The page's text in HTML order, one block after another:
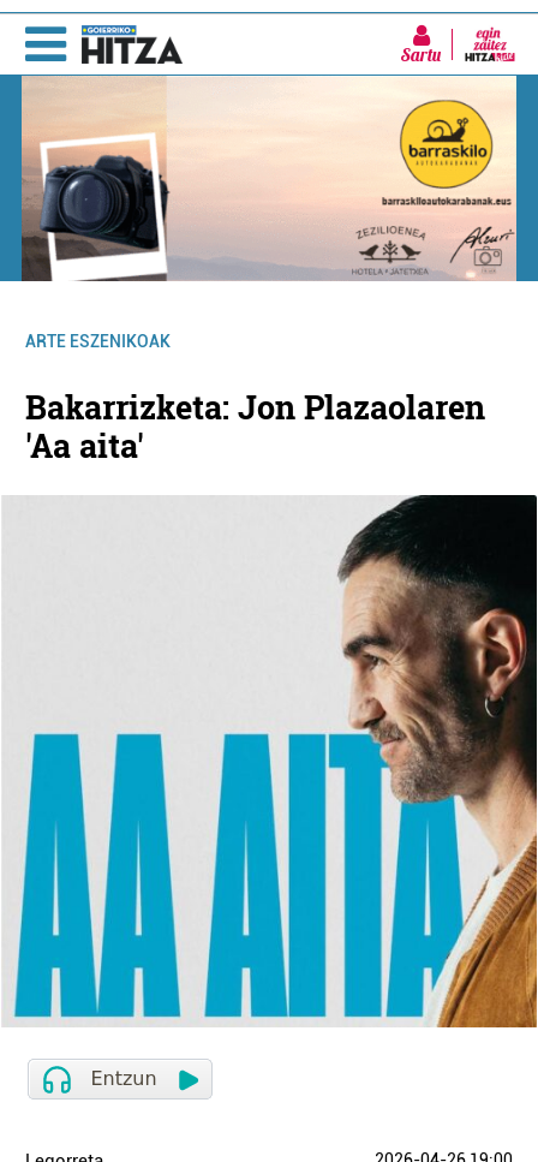
Sartu
ARTE ESZENIKOAK
Bakarrizketa: Jon Plazaolaren
'Aa aita'